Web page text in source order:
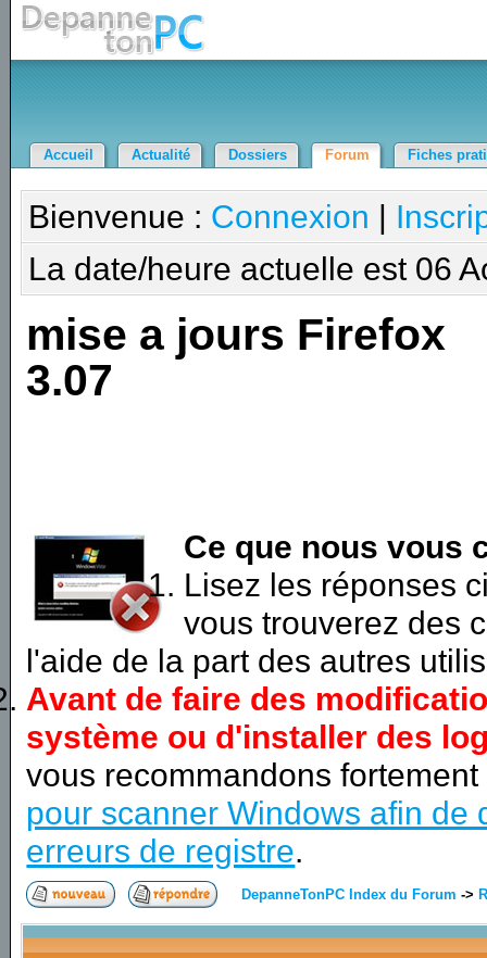
Accueil Actualité Dossiers Forum Fiches
Bienvenue : Connexion |
La date/heure actuelle est 06
mise a jours Firefox
3.07
Ce que nous vous
Lisez les réponses
vous trouverez des
l'aide de la part des autres
Avant de faire des
système ou d'installer des
vous recommandons
pour scanner Windows afin de
erreurs de registre.
DepanneTonPC Index du Forum ->